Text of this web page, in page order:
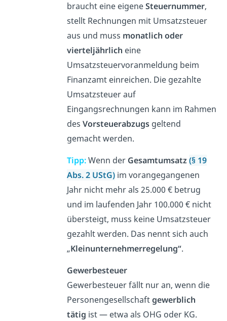
braucht eine eigeneSteuernummer,
stellt Rechnungen mit Umsatzsteuer
aus und muss monatlich oder
vierteljährlich eine
Umsatzsteuervoranmeldung beim
Finanzamt einreichen. Die gezahlte
Umsatzsteuer auf
Eingangsrechnungen kann im Rahmen
desVorsteuerabzugs geltend
gemacht werden.
Tipp:Wenn der Gesamtumsatz(§ 19
Abs. 2 UStG) im vorangegangenen
Jahr nicht mehr als 25.000 € betrug
und im laufenden Jahr 100.000 € nicht
übersteigt, muss keine Umsatzsteuer
gezahlt werden. Das nennt sich auch
„Kleinunternehmerregelung“.
Gewerbesteuer
Gewerbesteuer fällt nur an, wenn die
Personengesellschaftgewerblich
tätig ist — etwa als OHG oder KG.